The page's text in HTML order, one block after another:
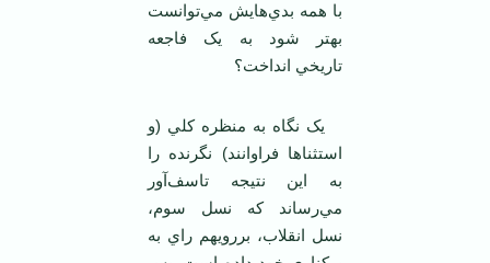
با همه بدي‌هايش مي‌توانست
بهتر شود به يک فاجعه
تاريخي انداخت؟
يک نگاه به منظره کلي (و
استثناها فراوانند) نگرنده را
به اين نتيجه تاسف‌آور
مي‌رساند که نسل سوم،
نسل انقلاب، بررويهم راي به